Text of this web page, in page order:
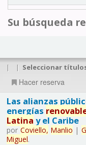
Su búsqueda
| | Seleccionar
Hacer reserva
Las alianzas
energías
Latina y el Caribe
por Coviello, Manlio |
Miguel.